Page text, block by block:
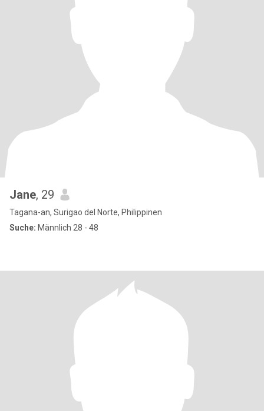
Jane, 29
Tagana-an, Surigao del Norte, Philippinen
Suche: Männlich 28 - 48